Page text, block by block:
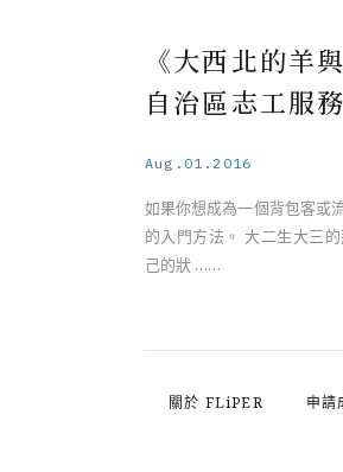
《大西北的羊
自治區志工服務
Aug.01.2016
如果你想成為一個背包客或
的入門方法。 大二生大三
己的狀 ……
關於 FLiPER 申請